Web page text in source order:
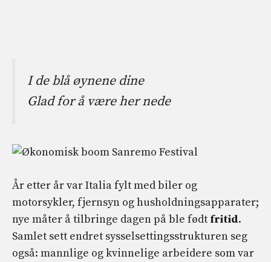
I de blå øynene dine
Glad for å være her nede
År etter år var Italia fylt med biler og
motorsykler, fjernsyn og husholdningsapparater;
nye måter å tilbringe dagen på ble født fritid.
Samlet sett endret sysselsettingsstrukturen seg
også: mannlige og kvinnelige arbeidere som var